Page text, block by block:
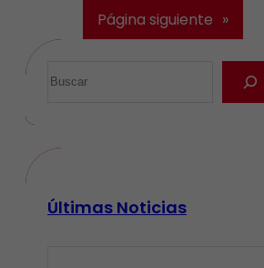
Página siguiente »
Últimas Noticias